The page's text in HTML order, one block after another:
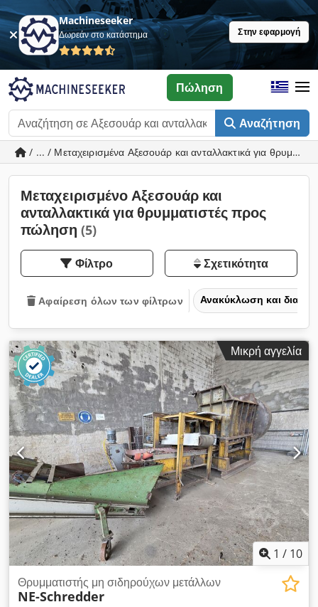
Machineseeker
Δωρεάν στο κατάστημα Στην εφαρμογή
Αναζήτηση
Πώληση
/ ... / Μεταχειρισμένα Αξεσουάρ και ανταλλακτικά για
Μεταχειρισμένο Αξεσουάρ και
ανταλλακτικά για θρυμματιστές προς
πώληση (5)
Φίλτρο Σχετικότητα
Αφαίρεση όλων των φίλτρων Ανακύκλωση και
Μικρή αγγελία
1 / 10
Θρυμματιστής μη σιδηρούχων μετάλλων
NE-Schredder